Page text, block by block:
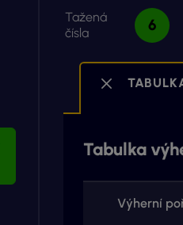
Tažená
čísla
6
Tabulka
Výherní